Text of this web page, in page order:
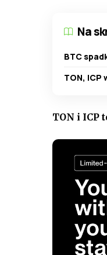
Na
BTC
TON, ICP
TON i ICP